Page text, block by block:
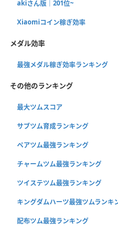
akiさん版｜201位~
Xiaomiコイン稼ぎ効率
メダル効率
最強メダル稼ぎ効率ランキング
その他のランキング
最大ツムスコア
サブツム育成ランキング
ペアツム最強ランキング
チャームツム最強ランキング
ツイステツム最強ランキング
キングダムハーツ最強ツムランキ
配布ツム最強ランキング